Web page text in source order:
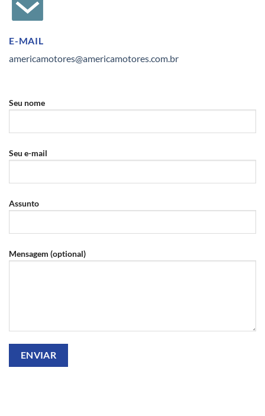
E-MAIL
americamotores@americamotores.com.br
Seu nome
Seu e-mail
Assunto
Mensagem (optional)